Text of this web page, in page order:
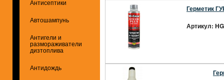
Антисептики
Автошампунь
Антигели и
размораживатели
дизтоплива
Антидождь
Герметик
Артикул: